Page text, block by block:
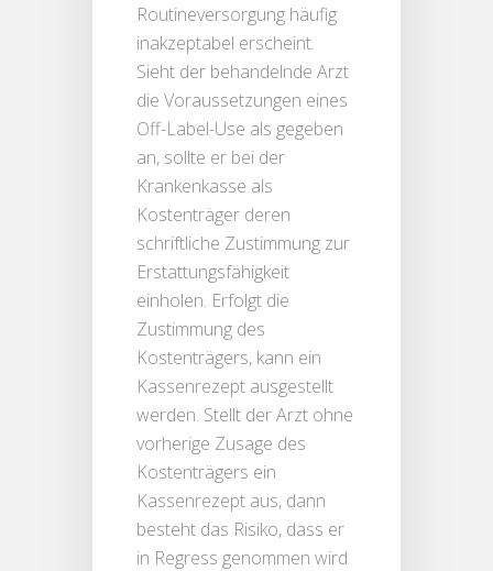
Routineversorgung häufig
inakzeptabel erscheint.
Sieht der behandelnde Arzt
die Voraussetzungen eines
Off-Label-Use als gegeben
an, sollte er bei der
Krankenkasse als
Kostenträger deren
schriftliche Zustimmung zur
Erstattungsfähigkeit
einholen. Erfolgt die
Zustimmung des
Kostenträgers, kann ein
Kassenrezept ausgestellt
werden. Stellt der Arzt ohne
vorherige Zusage des
Kostenträgers ein
Kassenrezept aus, dann
besteht das Risiko, dass er
in Regress genommen wird